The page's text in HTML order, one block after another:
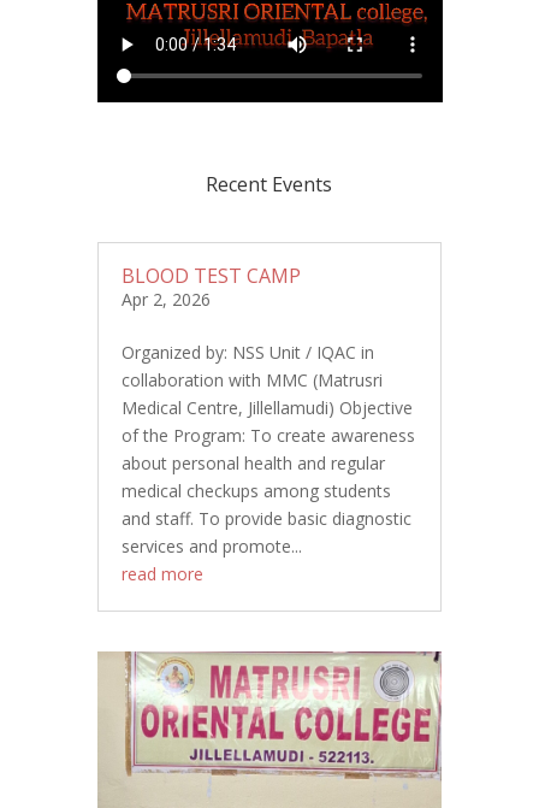
Recent Events
BLOOD TEST CAMP
Apr 2, 2026
Organized by: NSS Unit / IQAC in
collaboration with MMC (Matrusri
Medical Centre, Jillellamudi) Objective
of the Program: To create awareness
about personal health and regular
medical checkups among students
and staff. To provide basic diagnostic
services and promote...
read more